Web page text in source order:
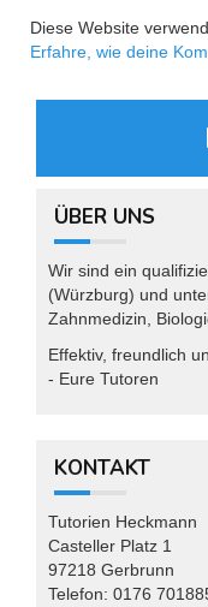
Diese Website
Erfahre, wie deine
ÜBER UNS
Wir sind ein
(Würzburg) und
Zahnmedizin,
Effektiv, freundlich
- Eure Tutoren
KONTAKT
Tutorien Heckmann
Casteller Platz 1
97218 Gerbrunn
Telefon: 0176